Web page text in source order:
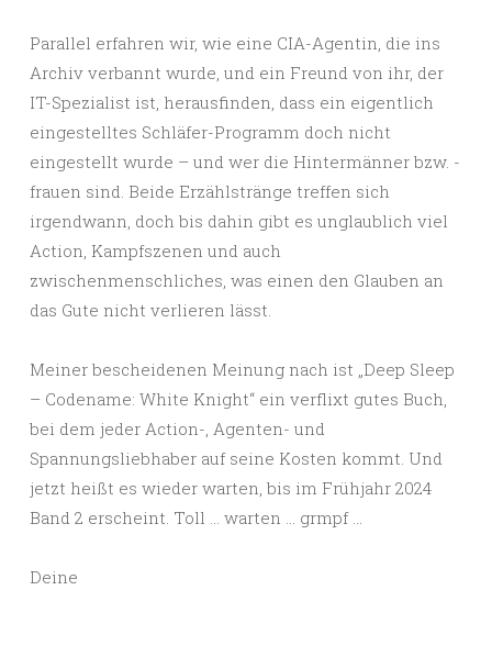
Parallel erfahren wir, wie eine CIA-Agentin, die ins
Archiv verbannt wurde, und ein Freund von ihr, der
IT-Spezialist ist, herausfinden, dass ein eigentlich
eingestelltes Schläfer-Programm doch nicht
eingestellt wurde – und wer die Hintermänner bzw. -
frauen sind. Beide Erzählstränge treffen sich
irgendwann, doch bis dahin gibt es unglaublich viel
Action, Kampfszenen und auch
zwischenmenschliches, was einen den Glauben an
das Gute nicht verlieren lässt.
Meiner bescheidenen Meinung nach ist „Deep Sleep
– Codename: White Knight“ ein verflixt gutes Buch,
bei dem jeder Action-, Agenten- und
Spannungsliebhaber auf seine Kosten kommt. Und
jetzt heißt es wieder warten, bis im Frühjahr 2024
Band 2 erscheint. Toll … warten … grmpf …
Deine